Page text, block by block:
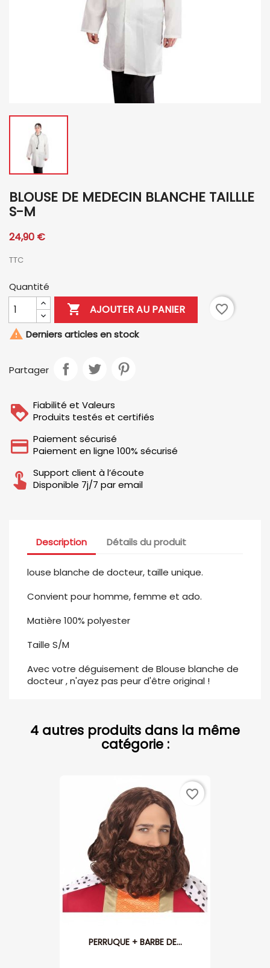
BLOUSE DE MEDECIN BLANCHE TAILLLE
S-M
24,90 €
TTC
Quantité
 AJOUTER AU PANIER
favorite_border
 Derniers articles en stock
Partager
Fiabilité et Valeurs
Produits testés et certifiés
Paiement sécurisé
Paiement en ligne 100% sécurisé
Support client à l’écoute
Disponible 7j/7 par email
Description Détails du produit
louse blanche de docteur, taille unique.
Convient pour homme, femme et ado.
Matière 100% polyester
Taille S/M
Avec votre déguisement de Blouse blanche de
docteur , n'ayez pas peur d'être original !
4 autres produits dans la même
catégorie :
PERRUQUE + BARBE DE...
favorite_border